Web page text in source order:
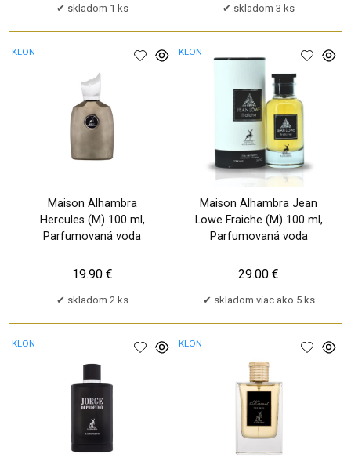
skladom 1 ks skladom 3 ks
Maison Alhambra
Hercules (M) 100 ml,
Parfumovaná voda
KLON
skladom 2 ks
19.90 €
Maison Alhambra Jean
Lowe Fraiche (M) 100 ml,
Parfumovaná voda
KLON
skladom viac ako 5 ks
29.00 €
KLON KLON